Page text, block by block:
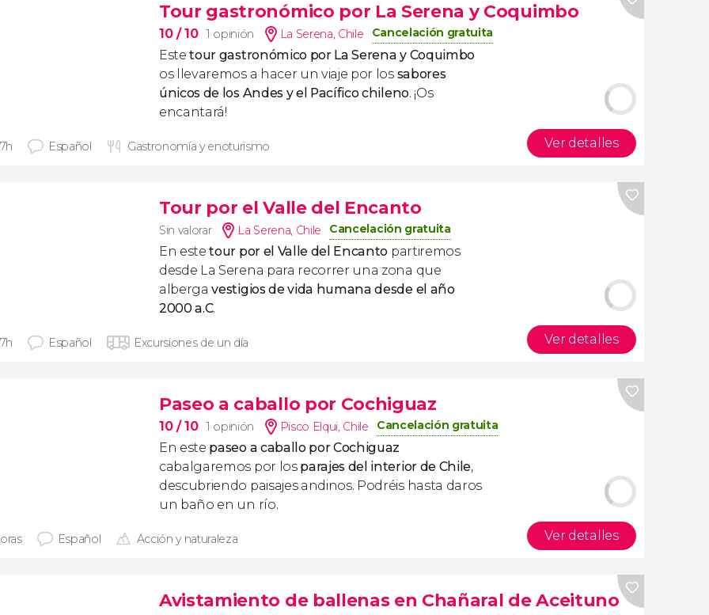
Tour gastronómico por La Serena y Coquimbo
10/ 10 1 opinión La Serena, Chile Cancelación gratuita
Estetour gastronómico por La Serena y Coquimbo
os llevaremos a hacer un viaje por los sabores
únicos de los Andes y el Pacífico chileno. ¡Os
encantará!
Español Gastronomía y enoturismo Ver detalles
Tour por el Valle del Encanto
Sin valorar La Serena, Chile Cancelación gratuita
En estetour por el Valle del Encanto partiremos
desde La Serena para recorrer una zona que
albergavestigios de vida humana desde el año
2000 a.C.
Español Excursiones de un día Ver detalles
Paseo a caballo por Cochiguaz
10/ 10 1 opinión Pisco Elqui, Chile Cancelación gratuita
En este paseo a caballo por Cochiguaz
cabalgaremos por los parajes del interior de Chile,
descubriendo paisajes andinos. Podréis hasta daros
un baño en un río.
Español Acción y naturaleza Ver detalles
Avistamiento de ballenas en Chañaral de Aceituno